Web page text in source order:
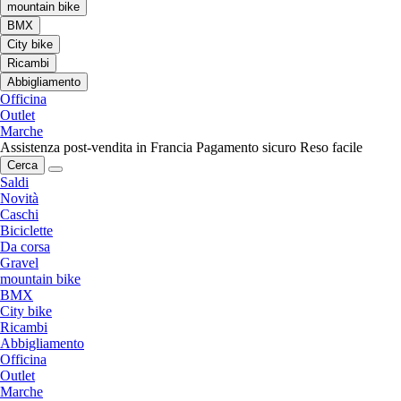
mountain bike
BMX
City bike
Ricambi
Abbigliamento
Officina
Outlet
Marche
Assistenza post-vendita in Francia Pagamento sicuro Reso facile
Cerca
Saldi
Novità
Caschi
Biciclette
Da corsa
Gravel
mountain bike
BMX
City bike
Ricambi
Abbigliamento
Officina
Outlet
Marche